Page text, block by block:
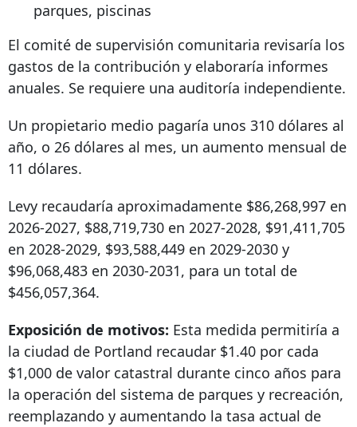
parques, piscinas
El comité de supervisión comunitaria revisaría los
gastos de la contribución y elaboraría informes
anuales. Se requiere una auditoría independiente.
Un propietario medio pagaría unos 310 dólares al
año, o 26 dólares al mes, un aumento mensual de
11 dólares.
Levy recaudaría aproximadamente $86,268,997 en
2026-2027, $88,719,730 en 2027-2028, $91,411,705
en 2028-2029, $93,588,449 en 2029-2030 y
$96,068,483 en 2030-2031, para un total de
$456,057,364.
Exposición de motivos: Esta medida permitiría a
la ciudad de Portland recaudar $1.40 por cada
$1,000 de valor catastral durante cinco años para
la operación del sistema de parques y recreación,
reemplazando y aumentando la tasa actual de